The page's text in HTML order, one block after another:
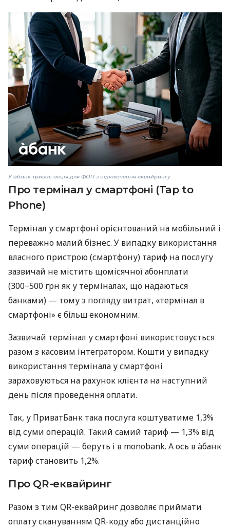
У àбанк триває акція для ФОП з підключення еквайрингу
Про термінал у смартфоні (Tap to
Phone)
Термінал у смартфоні орієнтований на мобільний і
переважно малий бізнес. У випадку використання
власного пристрою (смартфону) тариф на послугу
зазвичай не містить щомісячної абонплати
(300−500 грн як у терміналах, що надаються
банками) — тому з погляду витрат, «термінал в
смартфоні» є більш економним.
Зазвичай термінал у смартфоні використовується
разом з касовим інтегратором. Кошти у випадку
використання термінала у смартфоні
зараховуються на рахунок клієнта на наступний
день після проведення оплати.
Так, у ПриватБанк така послуга коштуватиме 1,3%
від суми операцій. Такий самий тариф — 1,3% від
суми операцій — беруть і в monobank. А ось в àбанк
тариф становить 1,2%.
Про QR-еквайринг
Разом з тим QR-еквайринг дозволяє приймати
оплату скануванням QR-коду або дистанційно